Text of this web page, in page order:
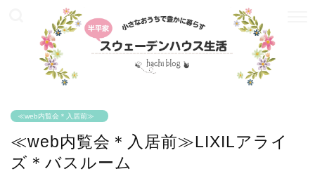
≪web内覧会＊入居前≫
≪web内覧会＊入居前≫LIXILアライ
ズ＊バスルーム